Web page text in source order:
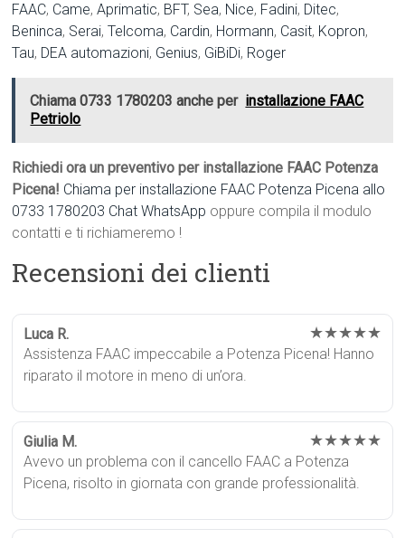
FAAC, Came,Aprimatic, BFT, Sea, Nice, Fadini, Ditec,
Beninca, Serai,Telcoma, Cardin, Hormann, Casit, Kopron,
Tau, DEA automazioni, Genius, GiBiDi, Roger
Chiama 0733 1780203 anche per installazione FAAC
Petriolo
Richiedi ora un preventivo per installazione FAAC Potenza
Picena! Chiama per installazione FAAC Potenza Picena allo
0733 1780203 Chat WhatsApp oppure compila il modulo
contatti e ti richiameremo !
Recensioni dei clienti
Luca R. ★★★★★
Assistenza FAAC impeccabile a Potenza Picena! Hanno
riparato il motore in meno di un’ora.
Giulia M. ★★★★★
Avevo un problema con il cancello FAAC a Potenza
Picena, risolto in giornata con grande professionalità.